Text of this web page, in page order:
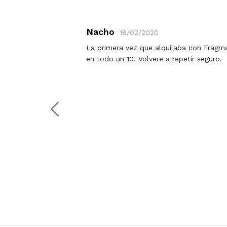
Nacho
18/02/2020
La primera vez que alquilaba con
en todo un 10. Volvere a repetir seguro.